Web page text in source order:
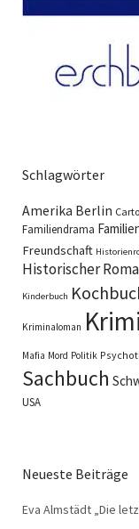
Schlagwörter
Amerika Berlin
Familiendrama
Freundschaft
Historischer
Kinderbuch
Kriminaloman
Mafia Mord Politik
Sachbuch
USA
Neueste Beiträge
Eva Almstädt „Die